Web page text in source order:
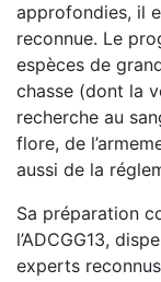
approfondies, il
reconnue. Le
espèces de
chasse (dont la
recherche au
flore, de
aussi de la
Sa préparation
l’ADCGG13,
experts